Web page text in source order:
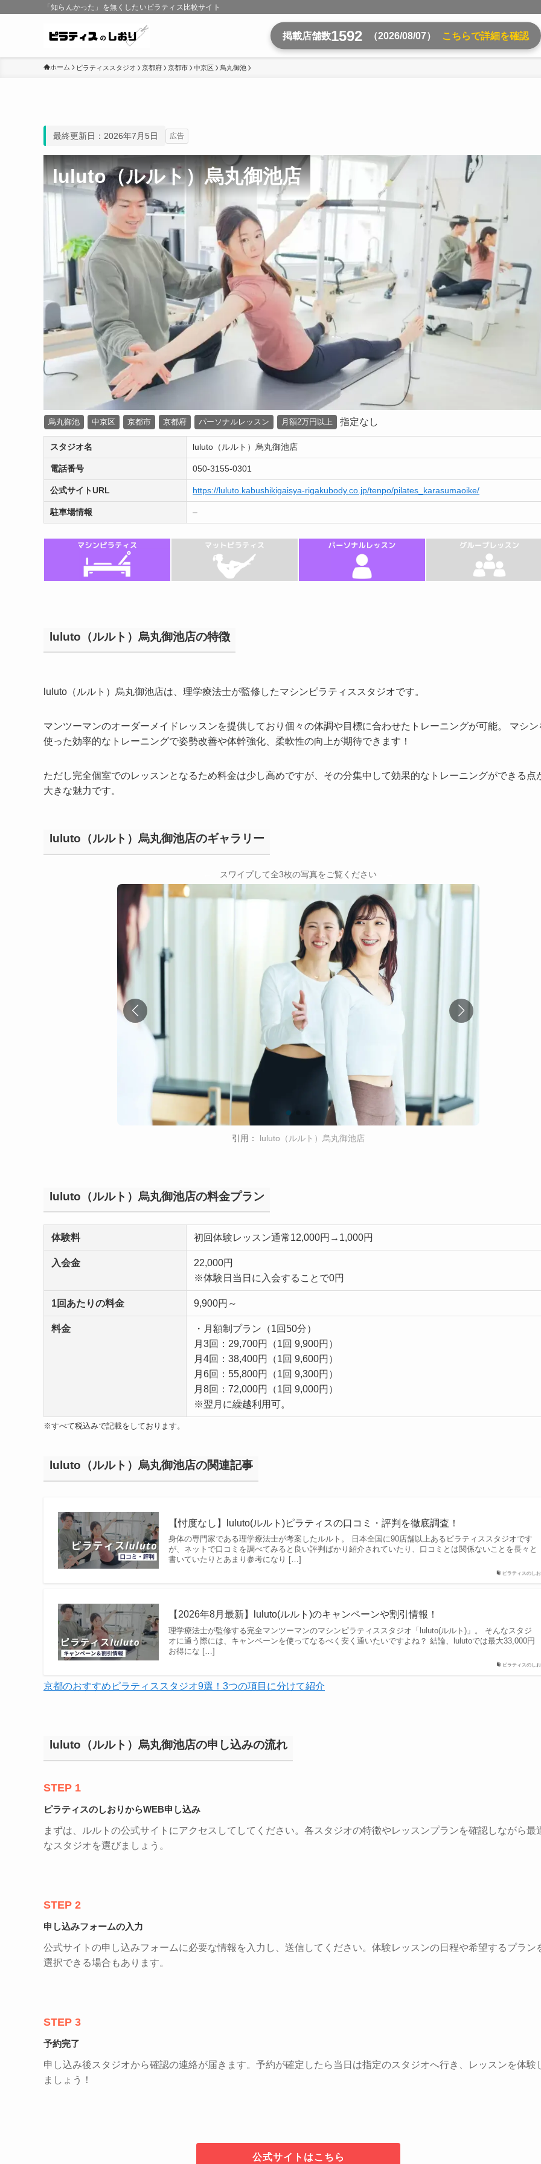
「知らんかった」を無くしたいピラティス比較サイト
掲載店舗数1592 （2026/08/07） こちらで詳細を確認
ホーム ピラティススタジオ 京都府 京都市 中京区 烏丸御池
最終更新日：2026年7月5日 広告
luluto（ルルト）烏丸御池店
烏丸御池 中京区 京都市 京都府 パーソナルレッスン 月額2万円以上 指定なし
スタジオ名 luluto（ルルト）烏丸御池店
電話番号 050-3155-0301
公式サイトURL https://luluto.kabushikigaisya-rigakubody.co.jp/tenpo/pilates_karasumaoike/
駐車場情報 –
luluto（ルルト）烏丸御池店の特徴
luluto（ルルト）烏丸御池店は、理学療法士が監修したマシンピラティススタジオです。
マンツーマンのオーダーメイドレッスンを提供しており個々の体調や目標に合わせたトレーニングが可能。 マシン
使った効率的なトレーニングで姿勢改善や体幹強化、柔軟性の向上が期待できます！
ただし完全個室でのレッスンとなるため料金は少し高めですが、その分集中して効果的なトレーニングができる点
大きな魅力です。
luluto（ルルト）烏丸御池店のギャラリー
スワイプして全3枚の写真をご覧ください
引用： luluto（ルルト）烏丸御池店
luluto（ルルト）烏丸御池店の料金プラン
体験料 初回体験レッスン通常12,000円→1,000円
入会金
22,000円
※体験日当日に入会することで0円
1回あたりの料金 9,900円～
料金
・月額制プラン（1回50分）
月3回：29,700円（1回 9,900円）
月4回：38,400円（1回 9,600円）
月6回：55,800円（1回 9,300円）
月8回：72,000円（1回 9,000円）
※翌月に繰越利用可。
※すべて税込みで記載をしております。
luluto（ルルト）烏丸御池店の関連記事
ピラティスのし
【忖度なし】luluto(ルルト)ピラティスの口コミ・評判を徹底調査！
身体の専門家である理学療法士が考案したルルト。 日本全国に90店舗以上あるピラティススタジオです
が、ネットで口コミを調べてみると良い評判ばかり紹介されていたり、口コミとは関係ないことを長々と
書いていたりとあまり参考になり […]
ピラティスのし
【2026年8月最新】luluto(ルルト)のキャンペーンや割引情報！
理学療法士が監修する完全マンツーマンのマシンピラティススタジオ「luluto(ルルト)」。 そんなスタジ
オに通う際には、キャンペーンを使ってなるべく安く通いたいですよね？ 結論、lulutoでは最大33,000円
お得にな […]
京都のおすすめピラティススタジオ9選！3つの項目に分けて紹介
luluto（ルルト）烏丸御池店の申し込みの流れ
STEP 1
ピラティスのしおりからWEB申し込み
まずは、ルルトの公式サイトにアクセスしてしてください。各スタジオの特徴やレッスンプランを確認しながら最
なスタジオを選びましょう。
STEP 2
申し込みフォームの入力
公式サイトの申し込みフォームに必要な情報を入力し、送信してください。体験レッスンの日程や希望するプラン
選択できる場合もあります。
STEP 3
予約完了
申し込み後スタジオから確認の連絡が届きます。予約が確定したら当日は指定のスタジオへ行き、レッスンを体験
ましょう！
公式サイトはこちら